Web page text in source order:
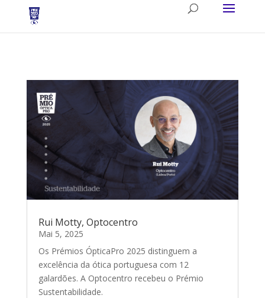
Rui Motty, Optocentro
Mai 5, 2025
Os Prémios ÓpticaPro 2025 distinguem a
excelência da ótica portuguesa com 12
galardões. A Optocentro recebeu o Prémio
Sustentabilidade.